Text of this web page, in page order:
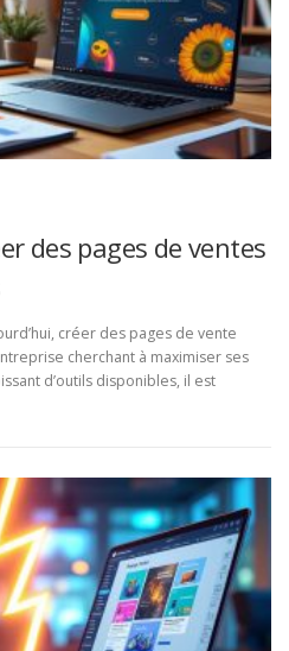
des pages de ventes
créer des pages de vente
cherchant à maximiser ses
d’outils disponibles, il est